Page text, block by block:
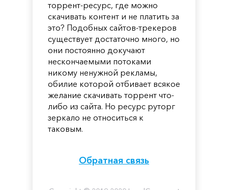
торрент-ресурс, где можно
скачивать контент и не платить за
это? Подобных сайтов-трекеров
существует достаточно много, но
они постоянно докучают
нескончаемыми потоками
никому ненужной рекламы,
обилие которой отбивает всякое
желание скачивать торрент что-
либо из сайта. Но ресурс руторг
зеркало не относиться к
таковым.
Обратная связь